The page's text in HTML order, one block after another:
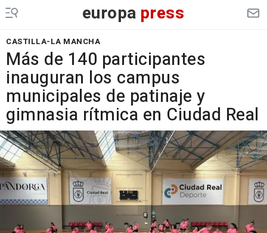
europa press
CASTILLA-LA MANCHA
Más de 140 participantes
inauguran los campus
municipales de patinaje y
gimnasia rítmica en Ciudad Real